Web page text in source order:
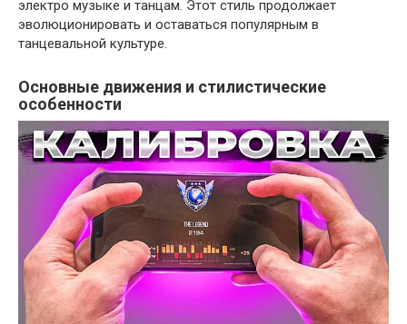
электро музыке и танцам. Этот стиль продолжает
эволюционировать и оставаться популярным в
танцевальной культуре.
Основные движения и стилистические
особенности